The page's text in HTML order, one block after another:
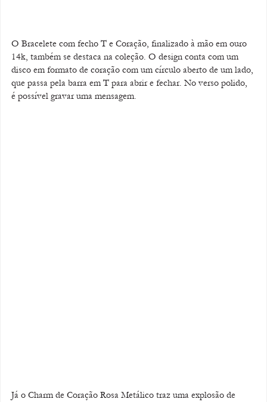
O Bracelete com fecho T e Coração, finalizado à mão em ouro
14k, também se destaca na coleção. O design conta com um
disco em formato de coração com um círculo aberto de um lado,
que passa pela barra em T para abrir e fechar. No verso polido,
é possível gravar uma mensagem.
Já o Charm de Coração Rosa Metálico traz uma explosão de